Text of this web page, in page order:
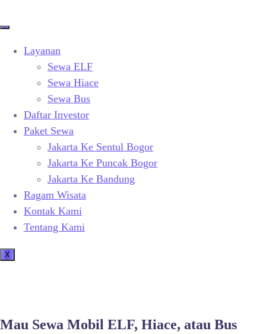
Layanan
Sewa ELF
Sewa Hiace
Sewa Bus
Daftar Investor
Paket Sewa
Jakarta Ke Sentul Bogor
Jakarta Ke Puncak Bogor
Jakarta Ke Bandung
Ragam Wisata
Kontak Kami
Tentang Kami
X
Mau Sewa Mobil ELF, Hiace, atau Bus